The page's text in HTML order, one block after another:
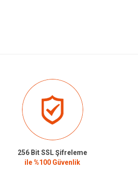
256 Bit SSL Şifreleme
ile %100 Güvenlik